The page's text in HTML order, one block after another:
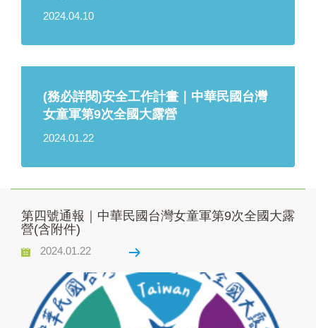
2024.04.10
(務必詳閱)安全工作計畫｜中華民國台灣
女童軍第9次全國大露營
2024.01.22
第四號通報｜中華民國台灣女童軍第9次全國大露
營(含附件)
2024.01.22